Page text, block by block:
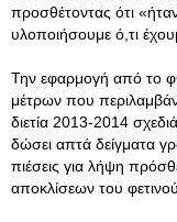
προσθέτοντας ότι
υλοποιήσουμε ό,τι
Την εφαρμογή από το
μέτρων που
διετία 2013-2014
δώσει απτά δείγματα
πιέσεις για λήψη
αποκλίσεων του